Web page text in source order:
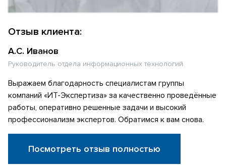
Отзыв клиента:
А.С. Иванов
Руководитель отдела информационных технологий
Выражаем благодарность специалистам группы
компаний «ИТ-Экспертиза» за качественно проведённые
работы, оперативно решенные задачи и высокий
профессионализм экспертов. Обратимся к вам снова.
Посмотреть отзыв полностью